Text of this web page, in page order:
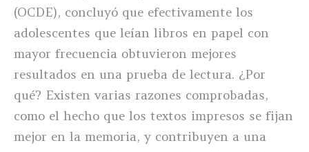
(OCDE), concluyó que efectivamente los
adolescentes que leían libros en papel con
mayor frecuencia obtuvieron mejores
resultados en una prueba de lectura. ¿Por
qué? Existen varias razones comprobadas,
como el hecho que los textos impresos se fijan
mejor en la memoria, y contribuyen a una